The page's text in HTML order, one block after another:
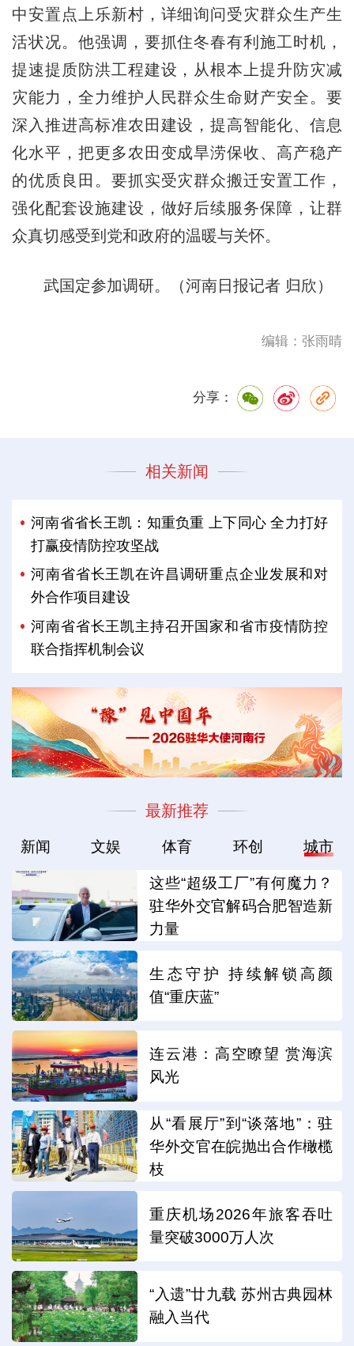
中安置点上乐新村，详细询问受灾群众生产生
活状况。他强调，要抓住冬春有利施工时机，
提速提质防洪工程建设，从根本上提升防灾减
灾能力，全力维护人民群众生命财产安全。要
深入推进高标准农田建设，提高智能化、信息
化水平，把更多农田变成旱涝保收、高产稳产
的优质良田。要抓实受灾群众搬迁安置工作，
强化配套设施建设，做好后续服务保障，让群
众真切感受到党和政府的温暖与关怀。
武国定参加调研。（河南日报记者 归欣）
编辑：张雨晴
分享：
相关新闻
河南省省长王凯：知重负重 上下同心 全力打好
打赢疫情防控攻坚战
河南省省长王凯在许昌调研重点企业发展和对
外合作项目建设
河南省省长王凯主持召开国家和省市疫情防控
联合指挥机制会议
最新推荐
新闻 文娱 体育 环创 城市
这些“超级工厂”有何魔力？
驻华外交官解码合肥智造新
力量
生态守护 持续解锁高颜
值“重庆蓝”
连云港：高空瞭望 赏海滨
风光
从“看展厅”到“谈落地”：驻
华外交官在皖抛出合作橄榄
枝
重庆机场2026年旅客吞吐
量突破3000万人次
“入遗”廿九载 苏州古典园林
融入当代